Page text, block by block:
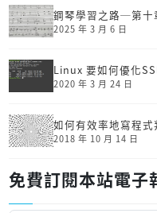
鋼琴學習之路─第十
2025 年 3 月 6 日
Linux 要如何優化
2020 年 3 月 24 日
如何有效率地寫程式
2018 年 10 月 14 日
免費訂閱本站電子